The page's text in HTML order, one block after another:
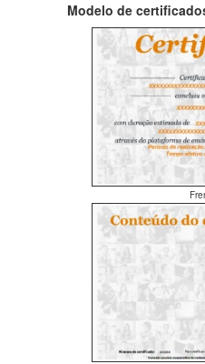
Modelo de